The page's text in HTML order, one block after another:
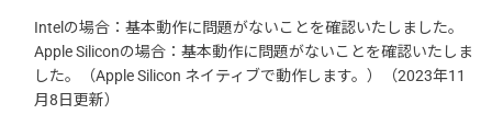
Intelの場合：基本動作に問題がないことを確認いたしました。
Apple Siliconの場合：基本動作に問題がないことを確認いたしま
した。（Apple Silicon ネイティブで動作します。）（2023年11
月8日更新）